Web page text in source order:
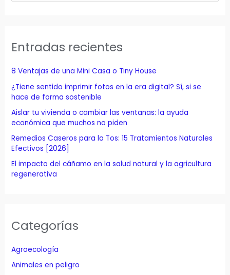
r
p
r
:
Entradas recientes
8 Ventajas de una Mini Casa o Tiny House
¿Tiene sentido imprimir fotos en la era digital? Sí, si se
hace de forma sostenible
Aislar tu vivienda o cambiar las ventanas: la ayuda
económica que muchos no piden
Remedios Caseros para la Tos: 15 Tratamientos Naturales
Efectivos [2026]
El impacto del cáñamo en la salud natural y la agricultura
regenerativa
Categorías
Agroecología
Animales en peligro